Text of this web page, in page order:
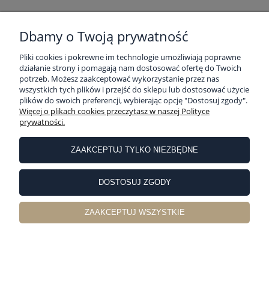
PŁATNOŚCI I DOSTAWA
INFORMACJE
O NAS
Sklep internetowy Pościelownia | ul. Partyzancka 10, 63-400 Ostrów
sklep@poscielownia.pl|786 821 018| NIP: 6222220053 |
pokaż pełną wersję strony
Sklep internetowy Shoper Premium
Dbamy o Twoją prywatność
Pliki cookies i pokrewne im technologie umożliwiają poprawne
działanie strony i pomagają nam dostosować ofertę do Twoich
potrzeb. Możesz zaakceptować wykorzystanie przez nas
wszystkich tych plików i przejść do sklepu lub dostosować użycie
plików do swoich preferencji, wybierając opcję "Dostosuj zgody".
Więcej o plikach cookies przeczytasz w naszej Polityce
prywatności.
ZAAKCEPTUJ TYLKO NIEZBĘDNE
DOSTOSUJ ZGODY
ZAAKCEPTUJ WSZYSTKIE